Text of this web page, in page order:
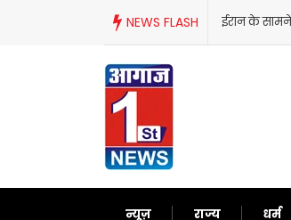
NEWS FLASH ट्रंप का फिर
न्यूज़ राज्य धर्म